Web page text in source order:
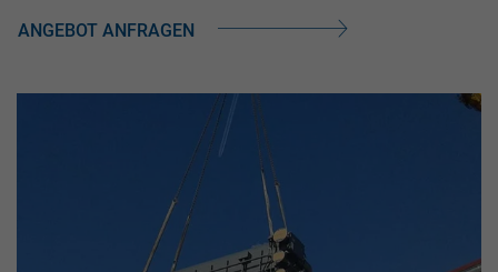
ANGEBOT ANFRAGEN